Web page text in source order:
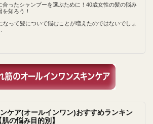
合ったシャンプーを選ぶために！40歳女性の髪の悩み
を知ろう！
なって髪について悩むことが増えたのではないでしょ
ケア(オールインワン)おすすめランキン
の悩み目的別】